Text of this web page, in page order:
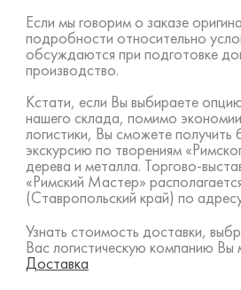
Если мы говорим о заказе
подробности относительно
обсуждаются при подготовке
производство.
Кстати, если Вы выбираете
нашего склада, помимо
логистики, Вы сможете получить
экскурсию по творениям
дерева и металла. Торгово-
«Римский Мастер»
(Ставропольский край) по
Узнать стоимость доставки,
Вас логистическую компанию
Доставка